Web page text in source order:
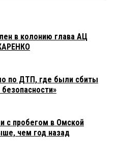
в колонию глава АЦ
по ДТП, где были сбиты
с пробегом в Омской
чем год назад